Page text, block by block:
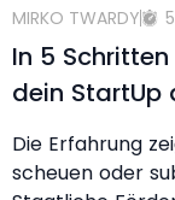
MIRKO TWARDY
In 5
dein
Die Erfahrung
scheuen oder